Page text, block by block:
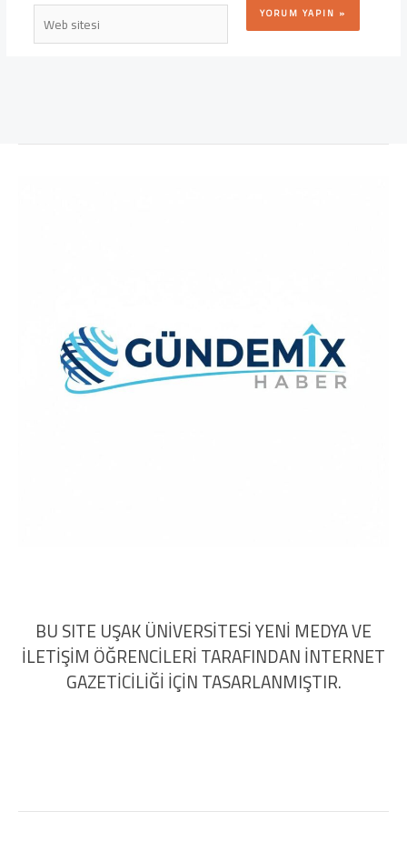
Web
sitesi
BU SITE UŞAK ÜNİVERSİTESİ YENİ MEDYA VE
İLETİŞİM ÖĞRENCİLERİ TARAFINDAN İNTERNET
GAZETİCİLİĞİ İÇİN TASARLANMIŞTIR.